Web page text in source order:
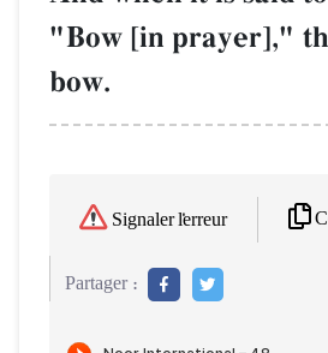
"Bow [in prayer],"
bow.
Signaler l'erreur
Partager :